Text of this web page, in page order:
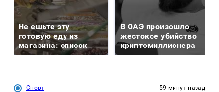
Не ешьте эту
готовую еду из
магазина: список
В ОАЭ произошло
жестокое убийство
криптомиллионера
Спорт 59 минут назад